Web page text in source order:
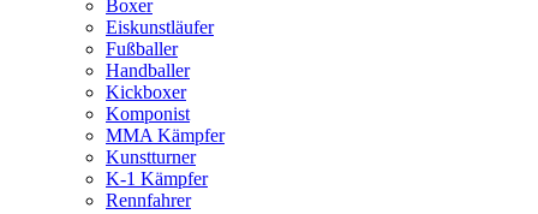
Boxer
Eiskunstläufer
Fußballer
Handballer
Kickboxer
Komponist
MMA Kämpfer
Kunstturner
K-1 Kämpfer
Rennfahrer